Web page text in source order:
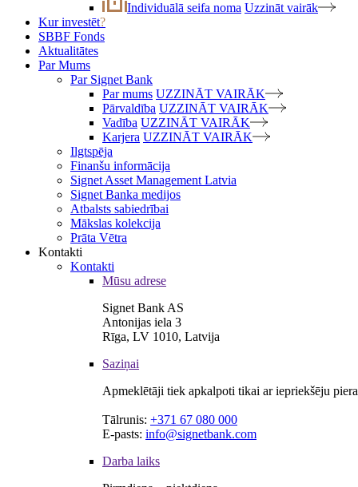
Individuālā seifa noma Uzzināt vairāk
Kur investēt?
SBBF Fonds
Aktualitātes
Par Mums
Par Signet Bank
Par mums UZZINĀT VAIRĀK
Pārvaldība UZZINĀT VAIRĀK
Vadība UZZINĀT VAIRĀK
Karjera UZZINĀT VAIRĀK
Ilgtspēja
Finanšu informācija
Signet Asset Management Latvia
Signet Banka medijos
Atbalsts sabiedrībai
Mākslas kolekcija
Prāta Vētra
Kontakti
Kontakti
Mūsu adrese
Signet Bank AS
Antonijas iela 3
Rīga, LV 1010, Latvija
Saziņai
Apmeklētāji tiek apkalpoti tikai ar iepriekšēju
Tālrunis: +371 67 080 000
E-pasts: info@signetbank.com
Darba laiks